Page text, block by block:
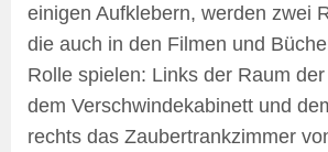
einigen Aufklebern, werden zwei
die auch in den Filmen und
Rolle spielen: Links der Raum
dem Verschwindekabinett und
rechts das Zaubertrankzimmer